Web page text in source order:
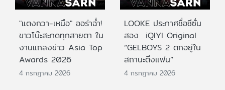
"แตงกวา-เหนือ" ออร่าฉ่ำ!
ขาวโบ๊ะสะกดทุกสายตา ใน
งานแถลงข่าว Asia Top
Awards 2026
4 กรกฎาคม 2026
LOOKE ประกาศชื่อซีซั่น
สอง iQIYI Original
“GELBOYS 2 ตกอยู่ใน
สถานะติ่งแฟน”
4 กรกฎาคม 2026